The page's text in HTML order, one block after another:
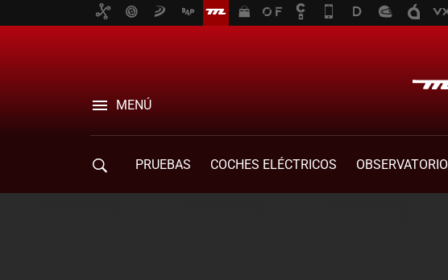
MENÚ
PRUEBAS COCHES ELÉCTRICOS OBSERVATORIO